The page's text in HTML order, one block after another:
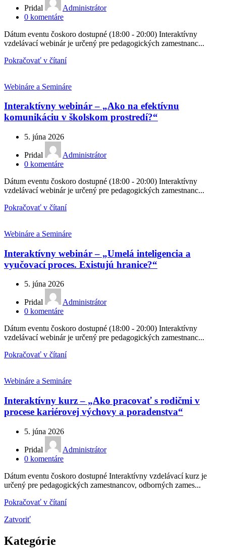
Pridal
Administrátor
0 komentáre
Dátum eventu čoskoro dostupné (18:00 - 20:00) Interaktívny
vzdelávací webinár je určený pre pedagogických zamestnanc...
Pokračovať v čítaní
Webináre a Semináre
Interaktívny webinár – „Ako na efektívnu
komunikáciu v školskom prostredí?“
5. júna 2026
Pridal
Administrátor
0 komentáre
Dátum eventu čoskoro dostupné (18:00 - 20:00) Interaktívny
vzdelávací webinár je určený pre pedagogických zamestnanc...
Pokračovať v čítaní
Webináre a Semináre
Interaktívny webinár – „Umelá inteligencia a
vyučovací proces. Existujú hranice?“
5. júna 2026
Pridal
Administrátor
0 komentáre
Dátum eventu čoskoro dostupné (18:00 - 20:00) Interaktívny
vzdelávací webinár je určený pre pedagogických zamestnanc...
Pokračovať v čítaní
Webináre a Semináre
Interaktívny kurz – „Ako pracovať s rodičmi v
procese kariérovej výchovy a poradenstva“
5. júna 2026
Pridal
Administrátor
0 komentáre
Dátum eventu čoskoro dostupné Interaktívny vzdelávací kurz je
určený pre pedagogických zamestnancov, odborných zames...
Pokračovať v čítaní
Zatvoriť
Kategórie